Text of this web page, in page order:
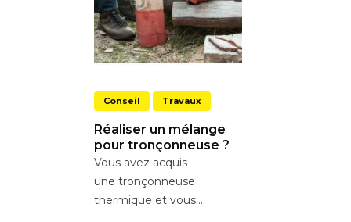
Conseil Travaux
Réaliser un mélange
pour tronçonneuse ?
Vous avez acquis
une tronçonneuse
thermique et vous